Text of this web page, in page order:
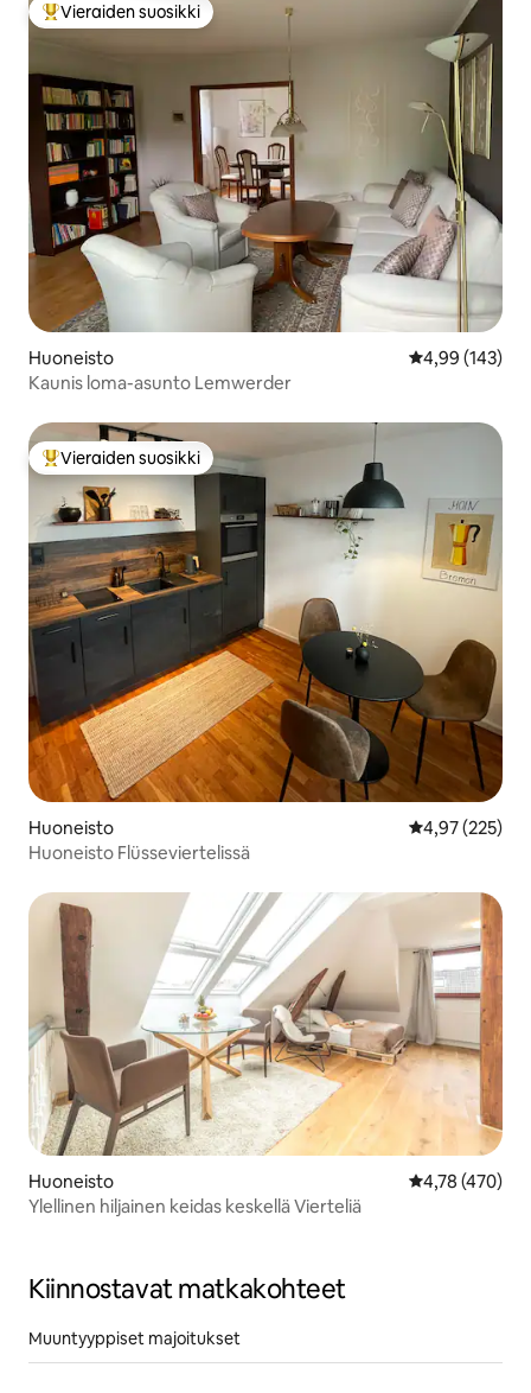
Vieraiden suosikkien parhaimmistoa
Vieraiden suosikki
Huoneisto
4,99 (143)
Kaunis loma-asunto Lemwerder
Vieraiden suosikkien parhaimmistoa
Vieraiden suosikki
Huoneisto
4,97 (225)
Huoneisto Flüsseviertelissä
Huoneisto
4,78 (470)
Ylellinen hiljainen keidas keskellä Vierteliä
Kiinnostavat matkakohteet
Muuntyyppiset majoitukset